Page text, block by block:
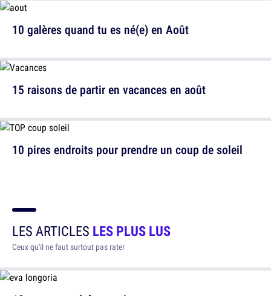
15 raisons de partir en vacances en août
10 galères quand tu es né(e) en Août
10 pires endroits pour prendre un coup de soleil
LES ARTICLES LES PLUS LUS
Ceux qu'il ne faut surtout pas rater